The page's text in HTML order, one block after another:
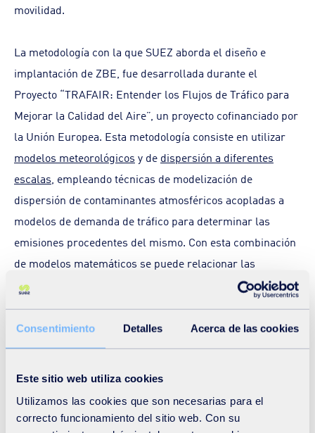
Consentimiento Detalles Acerca de las cookies
Este sitio web utiliza cookies
Utilizamos las cookies que son necesarias para el
correcto funcionamiento del sitio web. Con su
movilidad.
La metodología con la que SUEZ aborda el diseño e
implantación de ZBE, fue desarrollada durante el
Proyecto “TRAFAIR: Entender los Flujos de Tráfico para
Mejorar la Calidad del Aire”, un proyecto cofinanciado por
la Unión Europea. Esta metodología consiste en utilizar
modelos meteorológicos y de dispersión a diferentes
escalas , empleando técnicas de modelización de
dispersión de contaminantes atmosféricos acopladas a
modelos de demanda de tráfico para determinar las
emisiones procedentes del mismo. Con esta combinación
de modelos matemáticos se puede relacionar las
emisiones producidas por el tráfico rodado con la calidad
Con este sistema de modelo validado, como gemelo digital
medidas, y después de implementar restricciones y